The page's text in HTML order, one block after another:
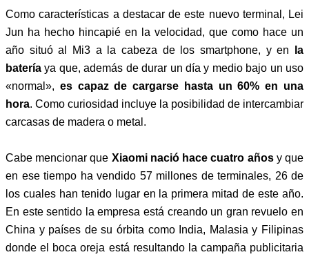
Como características a destacar de este nuevo terminal, Lei
Jun ha hecho hincapié en la velocidad, que como hace un
año situó al Mi3 a la cabeza de los smartphone, y en
la
batería ya que, además de durar un día y medio bajo un uso
«normal», es capaz de cargarse hasta un 60% en una
hora. Como curiosidad incluye la posibilidad de intercambiar
carcasas de madera o metal.
Cabe mencionar que Xiaomi nació hace cuatro añosy que
en ese tiempo ha vendido 57 millones de terminales, 26 de
los cuales han tenido lugar en la primera mitad de este año.
En este sentido la empresa está creando un gran revuelo en
China y países de su órbita como India, Malasia y Filipinas
donde el boca oreja está resultando la campaña publicitaria